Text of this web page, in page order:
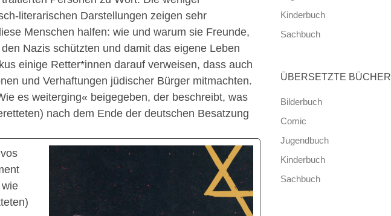
literarischen Darstellungen zeigen sehr
Menschen halfen: wie und warum sie Freunde,
Nazis schützten und damit das eigene Leben
einige Retter*innen darauf verweisen, dass auch
und Verhaftungen jüdischer Bürger mitmachten.
es weiterging« beigegeben, der beschreibt, was
nach dem Ende der deutschen Besatzung
Kinderbuch
Sachbuch
ÜBERSETZTE BÜCHER
Bilderbuch
Comic
Jugendbuch
Kinderbuch
Sachbuch